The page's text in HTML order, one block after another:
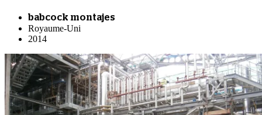
babcock montajes
Royaume-Uni
2014